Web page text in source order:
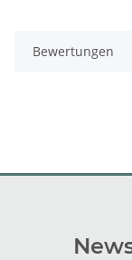
Bewertungen